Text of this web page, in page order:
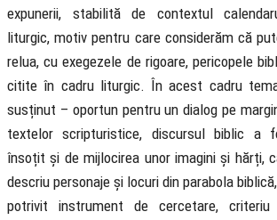
expunerii, stabilită de contextul
liturgic, motiv pentru care considerăm că
relua, cu exegezele de rigoare, pericopele
citite în cadru liturgic. În acest cadru
susținut – oportun pentru un dialog pe
textelor scripturistice, discursul biblic a
însoțit și de mijlocirea unor imagini și hărți,
descriu personaje și locuri din parabola
potrivit instrument de cercetare, criteriu